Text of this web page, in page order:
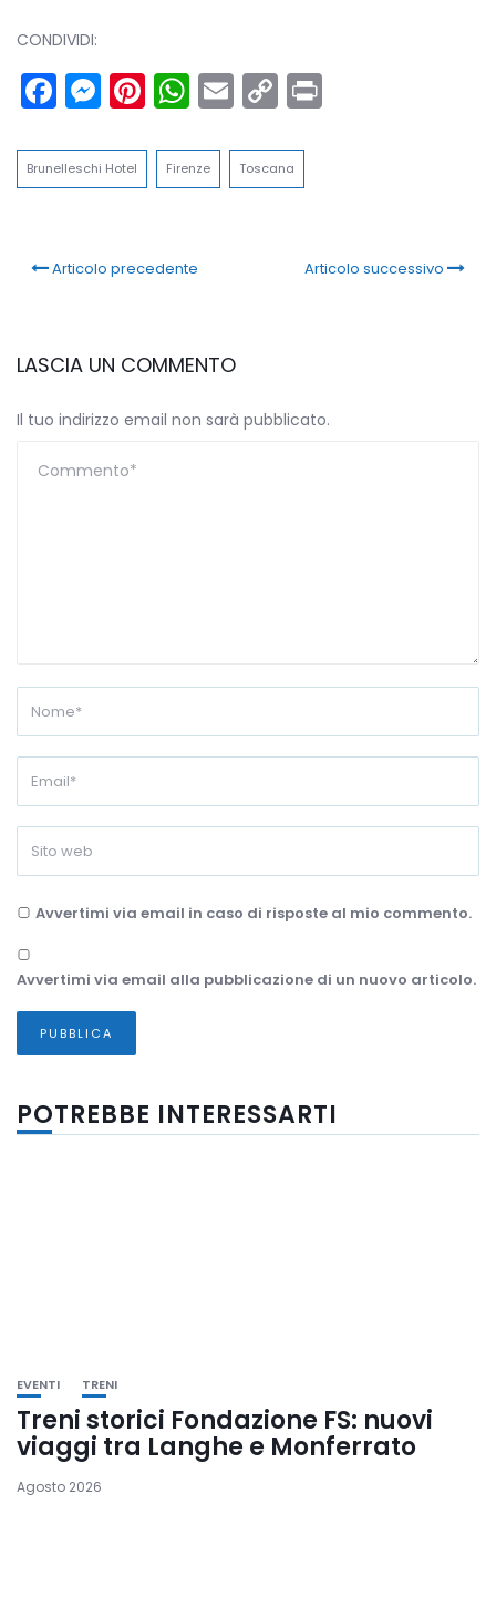
CONDIVIDI:
Facebook
Messenger
Pinterest
WhatsApp
Email
Copy
Link
Brunelleschi Hotel Firenze Toscana
Articolo precedente Articolo successivo
LASCIA UN COMMENTO
Il tuo indirizzo email non sarà pubblicato.
Avvertimi via email in caso di risposte al mio commento.
Avvertimi via email alla pubblicazione di un nuovo articolo.
POTREBBE INTERESSARTI
EVENTI TRENI
Treni storici Fondazione FS: nuovi
viaggi tra Langhe e Monferrato
Agosto 2026